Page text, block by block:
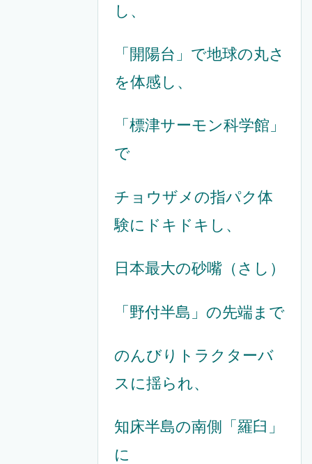
し、
「開陽台」で地球の丸さ
を体感し、
「標津サーモン科学館」
で
チョウザメの指パク体
験にドキドキし、
日本最大の砂嘴（さし）
「野付半島」の先端まで
のんびりトラクターバ
スに揺られ、
知床半島の南側「羅臼」
に